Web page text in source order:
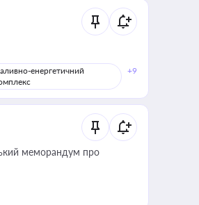
енергетичний
+9
меморандум про